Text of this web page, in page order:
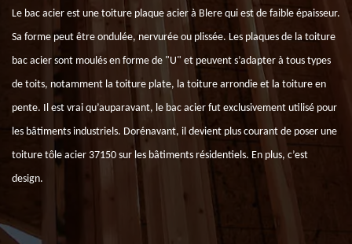
Le bac acier est une toiture plaque acier à Blere qui est de faible épaisseur.
Sa forme peut être ondulée, nervurée ou plissée. Les plaques de la toiture
bac acier sont moulés en forme de "U" et peuvent s’adapter à tous types
de toits, notamment la toiture plate, la toiture arrondie et la toiture en
pente. Il est vrai qu’auparavant, le bac acier fut exclusivement utilisé pour
les bâtiments industriels. Dorénavant, il devient plus courant de poser une
toiture tôle acier 37150 sur les bâtiments résidentiels. En plus, c’est
design.